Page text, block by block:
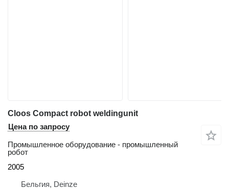
Cloos Compact robot weldingunit
Цена по запросу
Промышленное оборудование - промышленный
робот
2005
Бельгия, Deinze